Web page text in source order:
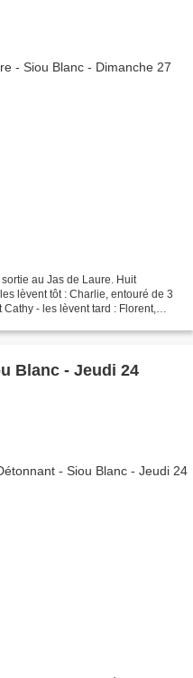
au Jas de Laure. Huit
lèvent tôt : Charlie, entouré de 3
- les lèvent tard : Florent,
Blanc - Jeudi 24